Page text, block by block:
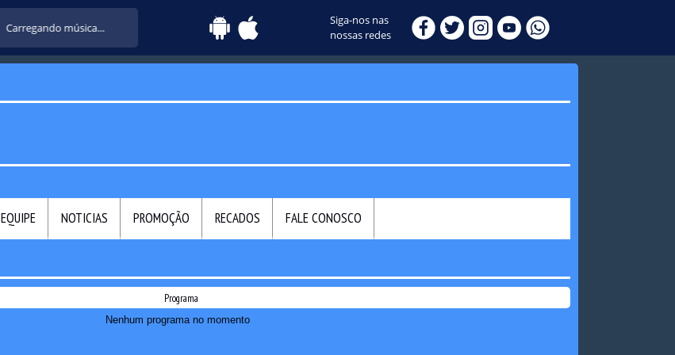
Carregando música...
Siga-nos nas
nossas redes
EQUIPE NOTICIAS PROMOÇÃO RECADOS FALE CONOSCO
Programa
Nenhum programa no momento